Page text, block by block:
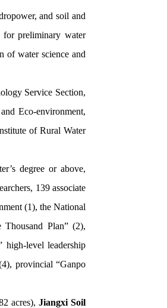
and soil and
for preliminary water
of water science and
Service Section,
Eco-environment,
of Rural Water
degree or above,
139 associate
(1), the National
Plan” (2),
high-level leadership
provincial “Ganpo
acres), Jiangxi Soil